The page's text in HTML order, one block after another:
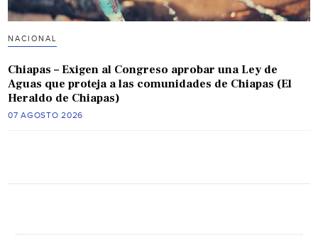
NACIONAL
Chiapas – Exigen al Congreso aprobar una Ley de
Aguas que proteja a las comunidades de Chiapas (El
Heraldo de Chiapas)
07 AGOSTO 2026